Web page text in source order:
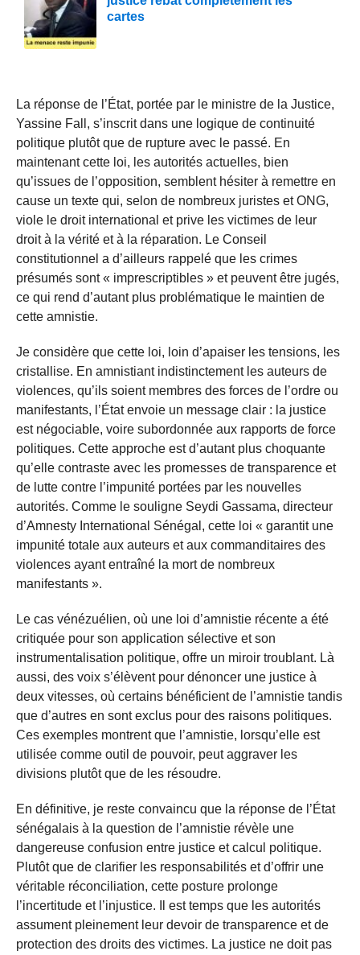
cartes
La réponse de l’État, portée par le ministre de la Justice,
Yassine Fall, s’inscrit dans une logique de continuité
politique plutôt que de rupture avec le passé. En
maintenant cette loi, les autorités actuelles, bien
qu’issues de l’opposition, semblent hésiter à remettre en
cause un texte qui, selon de nombreux juristes et ONG,
viole le droit international et prive les victimes de leur
droit à la vérité et à la réparation. Le Conseil
constitutionnel a d’ailleurs rappelé que les crimes
présumés sont « imprescriptibles » et peuvent être jugés,
ce qui rend d’autant plus problématique le maintien de
cette amnistie.
Je considère que cette loi, loin d’apaiser les tensions, les
cristallise. En amnistiant indistinctement les auteurs de
violences, qu’ils soient membres des forces de l’ordre ou
manifestants, l’État envoie un message clair : la justice
est négociable, voire subordonnée aux rapports de force
politiques. Cette approche est d’autant plus choquante
qu’elle contraste avec les promesses de transparence et
de lutte contre l’impunité portées par les nouvelles
autorités. Comme le souligne Seydi Gassama, directeur
d’Amnesty International Sénégal, cette loi « garantit une
impunité totale aux auteurs et aux commanditaires des
violences ayant entraîné la mort de nombreux
manifestants ».
Le cas vénézuélien, où une loi d’amnistie récente a été
critiquée pour son application sélective et son
instrumentalisation politique, offre un miroir troublant. Là
aussi, des voix s’élèvent pour dénoncer une justice à
deux vitesses, où certains bénéficient de l’amnistie tandis
que d’autres en sont exclus pour des raisons politiques.
Ces exemples montrent que l’amnistie, lorsqu’elle est
utilisée comme outil de pouvoir, peut aggraver les
divisions plutôt que de les résoudre.
En définitive, je reste convaincu que la réponse de l’État
sénégalais à la question de l’amnistie révèle une
dangereuse confusion entre justice et calcul politique.
Plutôt que de clarifier les responsabilités et d’offrir une
véritable réconciliation, cette posture prolonge
l’incertitude et l’injustice. Il est temps que les autorités
assument pleinement leur devoir de transparence et de
protection des droits des victimes. La justice ne doit pas